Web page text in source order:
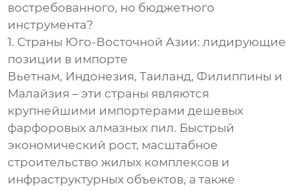
востребованного, но бюджетного
инструмента?
1. Страны Юго-Восточной Азии: лидирующие
позиции в импорте
Вьетнам, Индонезия, Таиланд, Филиппины и
Малайзия – эти страны являются
крупнейшими импортерами дешевых
фарфоровых алмазных пил. Быстрый
экономический рост, масштабное
строительство жилых комплексов и
инфраструктурных объектов, а также